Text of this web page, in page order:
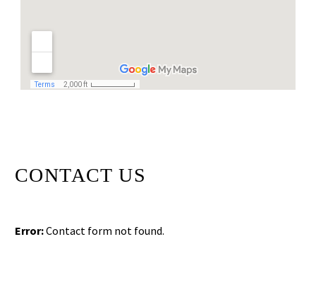
CONTACT US
Error:Contact form not found.